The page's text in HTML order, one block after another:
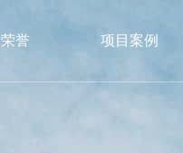
誉 项目案例